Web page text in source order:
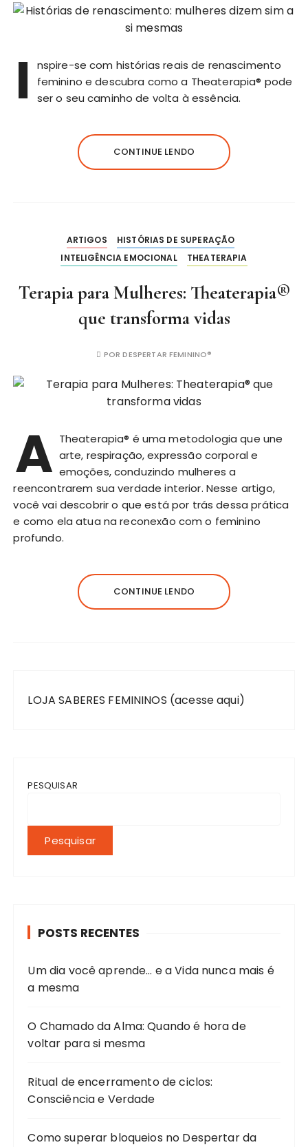
I
nspire-se com histórias reais de renascimento
feminino e descubra como a Theaterapia® pode
ser o seu caminho de volta à essência.
CONTINUE LENDO
ARTIGOS
HISTÓRIAS DE SUPERAÇÃO
INTELIGÊNCIA EMOCIONAL
THEATERAPIA
Terapia para Mulheres: Theaterapia®
que transforma vidas
PORDESPERTAR FEMININO®
A Theaterapia® é uma metodologia que une
arte, respiração, expressão corporal e
emoções, conduzindo mulheres a
reencontrarem sua verdade interior. Nesse artigo,
você vai descobrir o que está por trás dessa prática
e como ela atua na reconexão com o feminino
profundo.
CONTINUE LENDO
LOJA SABERES FEMININOS (acesse aqui)
PESQUISAR
Pesquisar
POSTS RECENTES
Um dia você aprende… e a Vida nunca mais é
a mesma
O Chamado da Alma: Quando é hora de
voltar para si mesma
Ritual de encerramento de ciclos:
Consciência e Verdade
Como superar bloqueios no Despertar da